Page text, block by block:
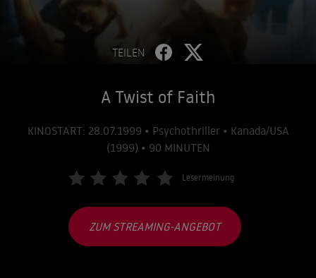
TEILEN
A Twist of Faith
KINOSTART: 28.07.1999 • Psychothriller • Kanada/USA
(1999) • 90 MINUTEN
Lesermeinung
ZUM STREAMING-ANGEBOT